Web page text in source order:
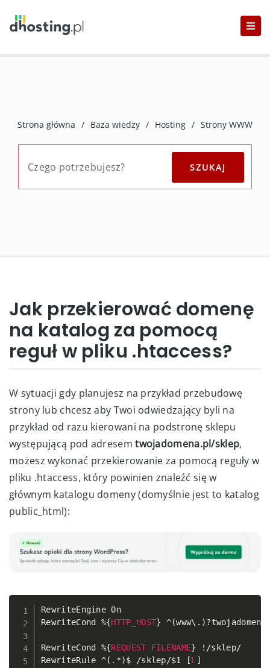
Strona główna / Baza wiedzy / Hosting / Strony WWW
Jak przekierować domenę
na katalog za pomocą
reguł w pliku .htaccess?
W sytuacji gdy planujesz na przykład przebudowę
strony lub chcesz aby Twoi odwiedzający byli na
przykład od razu kierowani na podstronę sklepu
występującą pod adresemtwojadomena.pl/sklep,
możesz wykonać przekierowanie za pomocą reguły w
pliku .htaccess, który powinien znaleźć się w
głównym katalogu domeny (domyślnie jest to katalog
public_html):
RewriteEngine On
RewriteCond %{HTTP_HOST} ^(www\ . )?
RewriteCond %{REQUEST_FILENAME} ! /sklep/
RewriteRule ^( . *)$ /sklep/$1 [L ]